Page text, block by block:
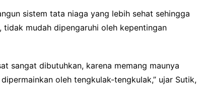
sistem tata niaga yang lebih sehat sehingga
mudah dipengaruhi oleh kepentingan
sangat dibutuhkan, karena memang maunya
oleh tengkulak-tengkulak,” ujar Sutik,